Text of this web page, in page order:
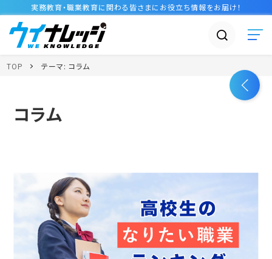
実務教育・職業教育に関わる皆さまに お役立ち情報をお届け！
TOP テーマ:コラム
コラム